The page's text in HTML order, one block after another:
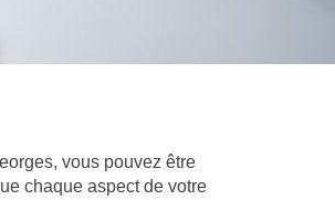
vous pouvez être
chaque aspect de votre